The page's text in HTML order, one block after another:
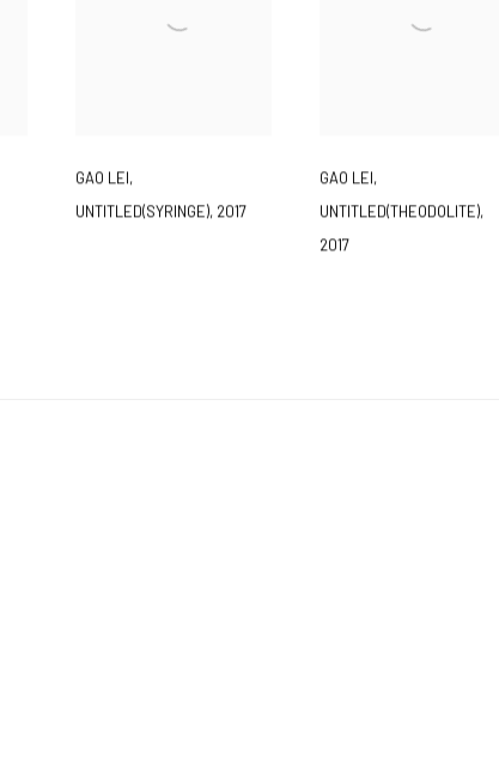
GAO LEI,
UNTITLED(SYRINGE), 2017
GAO LEI,
UNTITLED(THEODOLITE),
2017